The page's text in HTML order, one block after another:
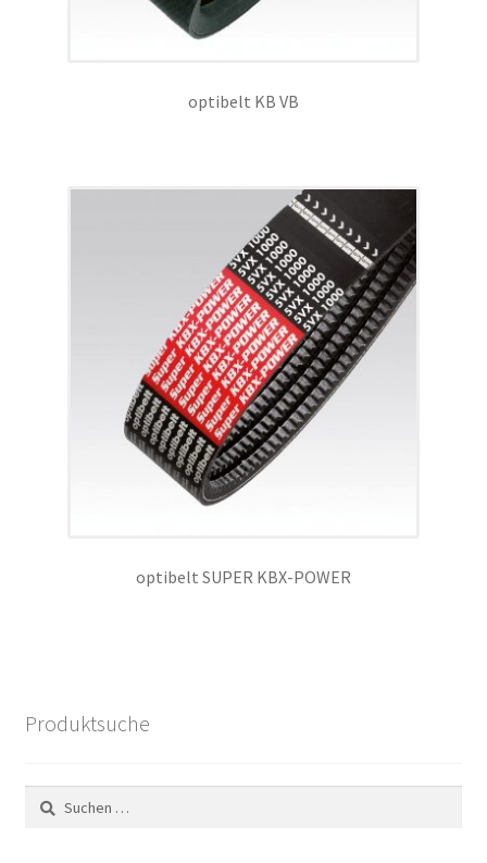
optibelt KB VB
optibelt SUPER KBX-POWER
Produktsuche
Suchen
nach: